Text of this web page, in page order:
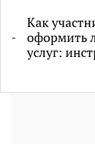
Как
оформить
услуг: